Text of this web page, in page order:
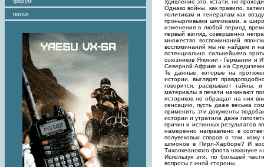
поиск
Удивление это, кстати, не
Однако войны, как правило,
политикам и генералам как
пронырливыми шпионами, а
изменения в любой период
первый взгляд, совершенно
множество воспоминаний
воспоминаний мы не найдем и
потенциально сильнейшего
союзников Японии - Германии и
Северной Африке и на
Те данные, которые на
истории, выглядят
говорится, раскрывает тайны,
материалы в печати начинают
историков не обращал на них
сенсацию, пусть даже весьма
применить эти документы
истории и утратила даже
причин и истинных результатов
намеренно направлено в
полувековых споров о том,
шпионов в Пирл-Харборе? И
Тихоокеанского флота накануне
Используя эти, по большей
вопросы с иной стороны.